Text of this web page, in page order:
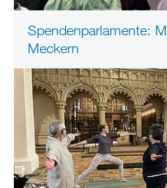
Spendenparlamente:
Meckern